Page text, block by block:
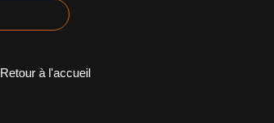
Retour à l'accueil